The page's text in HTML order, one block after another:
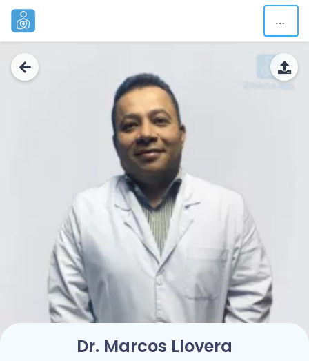
Dr. Marcos Llovera